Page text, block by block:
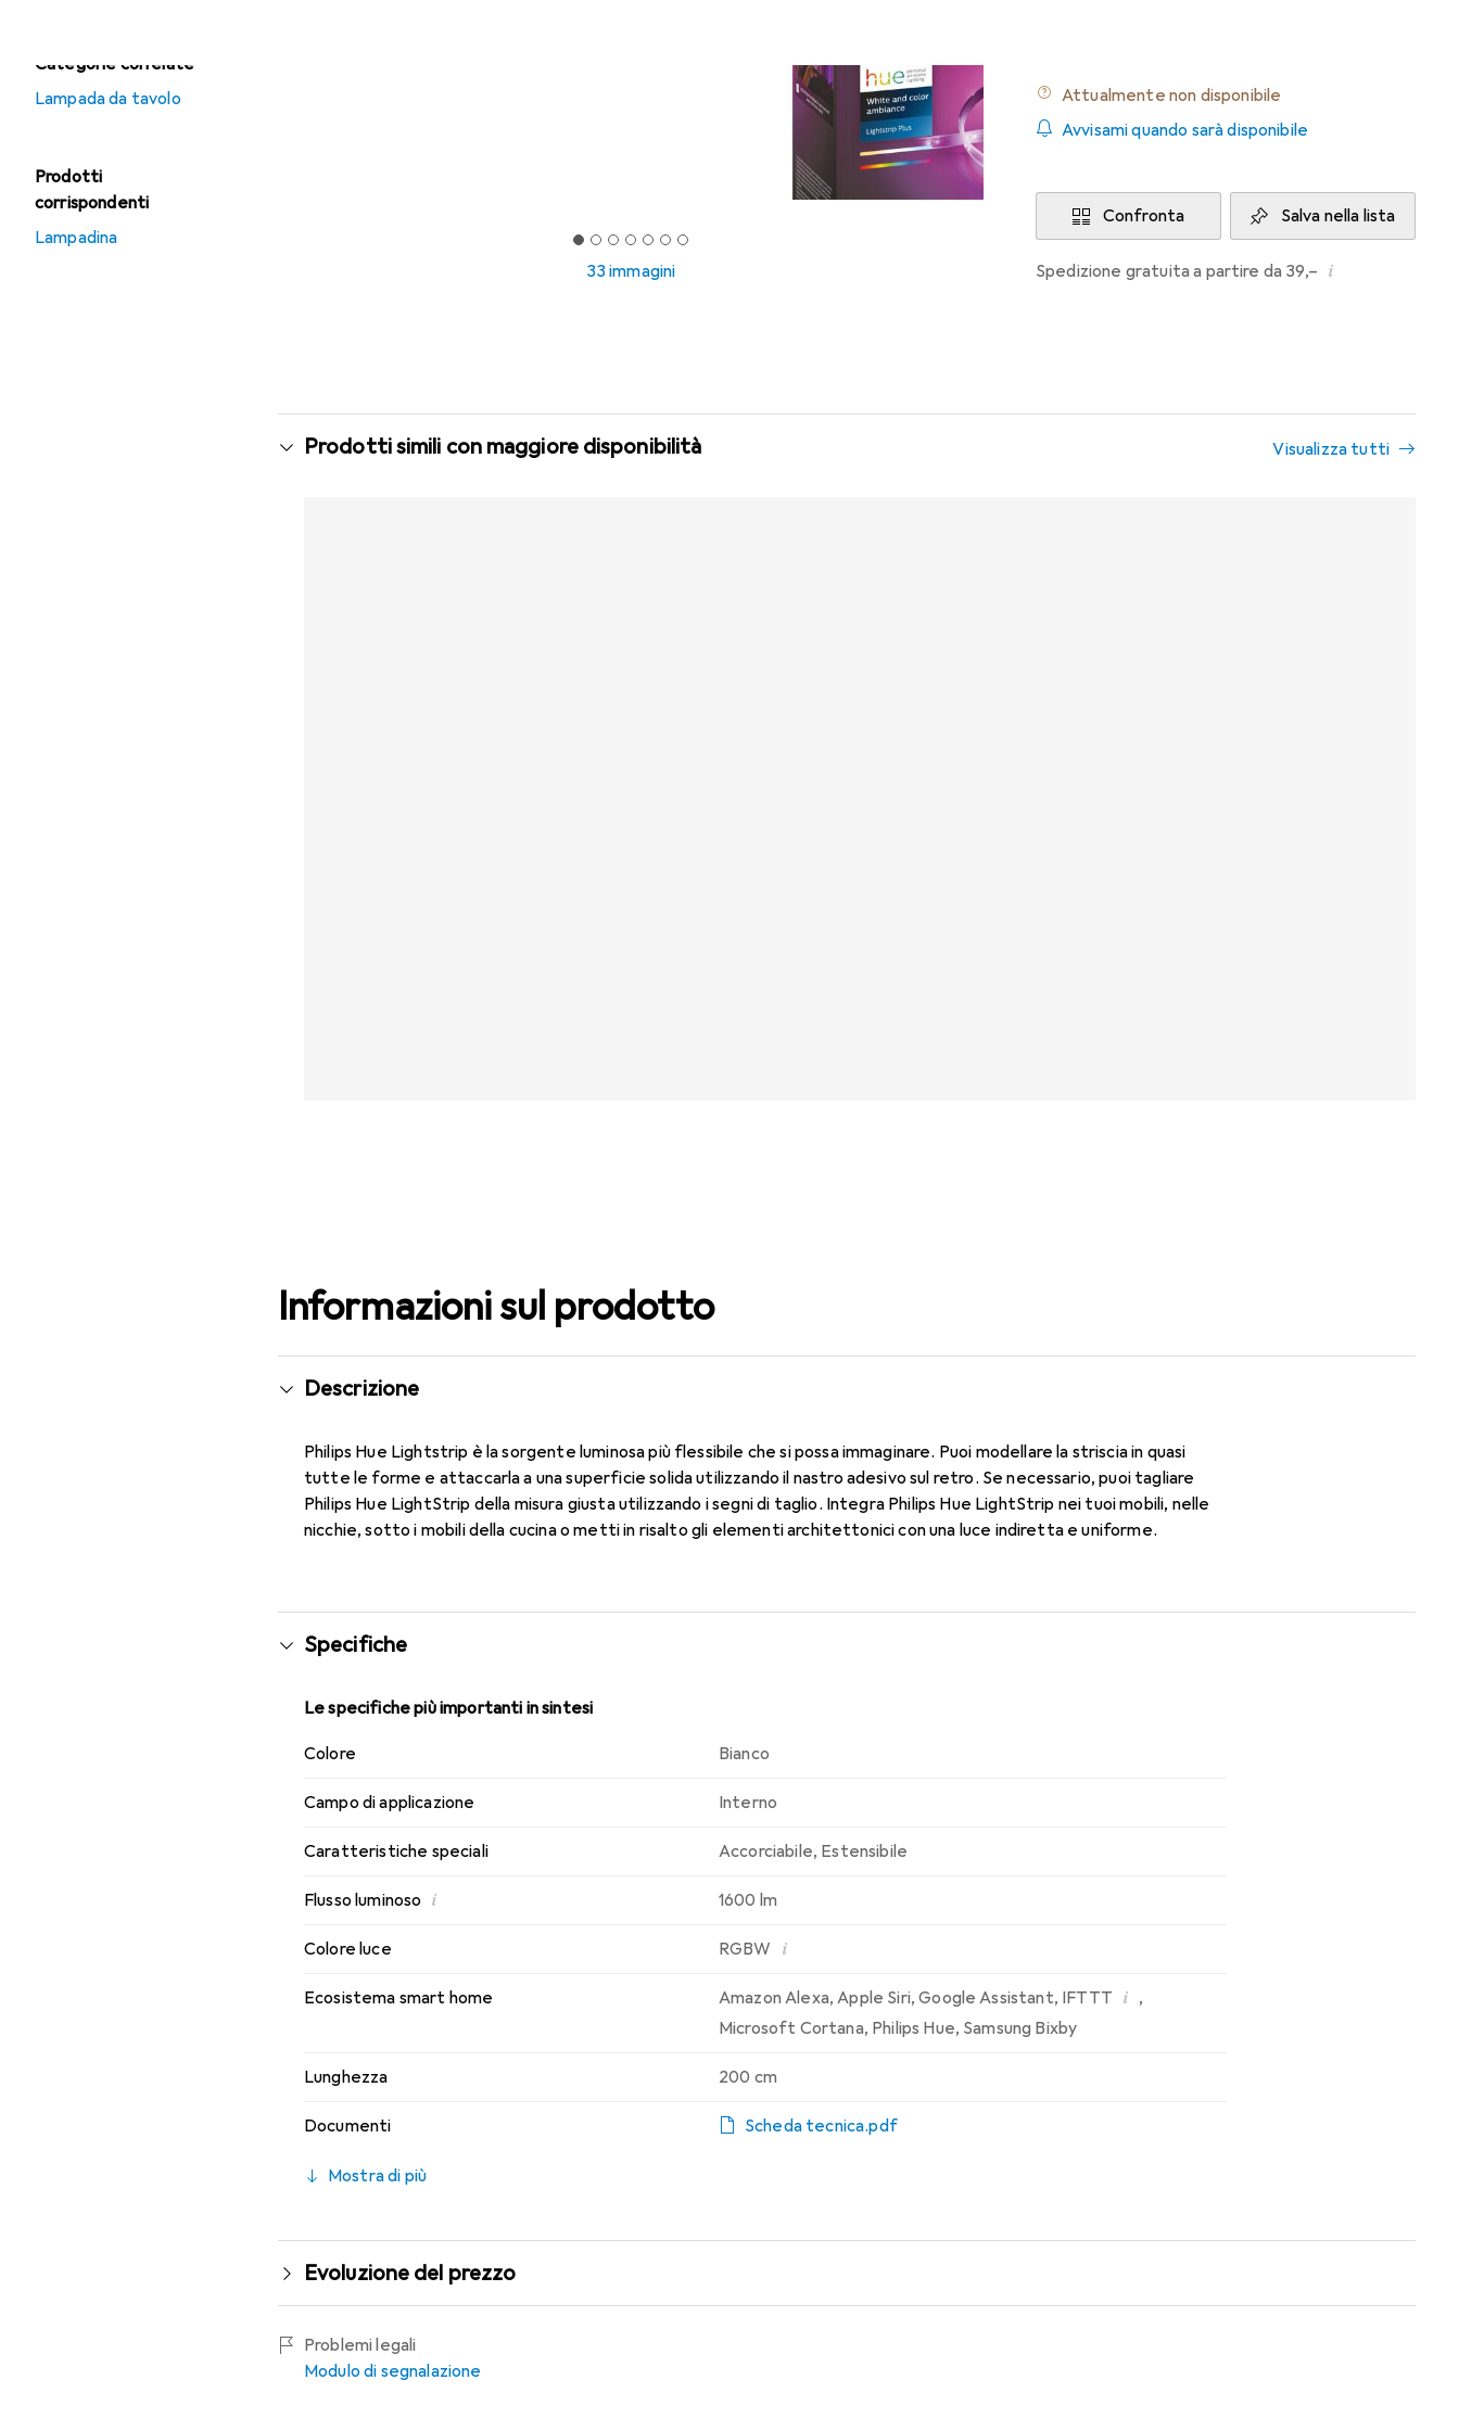
Categorie correlate
Lampada da tavolo
Prodotti
corrispondenti
Lampadina
33 immagini
Attualmente non disponibile
Avvisami quando sarà disponibile
Confronta Salva nella lista
Spedizione gratuita a partire da 39,– i
Prodotti simili con maggiore disponibilità Visualizza tutti
Informazioni sul prodotto
Descrizione
Philips Hue Lightstrip è la sorgente luminosa più flessibile che si possa immaginare. Puoi modellare la striscia in quasi
tutte le forme e attaccarla a una superficie solida utilizzando il nastro adesivo sul retro. Se necessario, puoi tagliare
Philips Hue LightStrip della misura giusta utilizzando i segni di taglio. Integra Philips Hue LightStrip nei tuoi mobili, nelle
nicchie, sotto i mobili della cucina o metti in risalto gli elementi architettonici con una luce indiretta e uniforme.
Specifiche
Le specifiche più importanti in sintesi
Colore Bianco
Campo di applicazione Interno
Caratteristiche speciali Accorciabile, Estensibile
Flusso luminoso i 1600 lm
Colore luce RGBW i
Ecosistema smart home Amazon Alexa,Apple Siri,Google Assistant, IFTTT i ,
Microsoft Cortana, Philips Hue, Samsung Bixby
Lunghezza 200 cm
Documenti Scheda tecnica.pdf
Mostra di più
Evoluzione del prezzo
Problemi legali
Modulo di segnalazione